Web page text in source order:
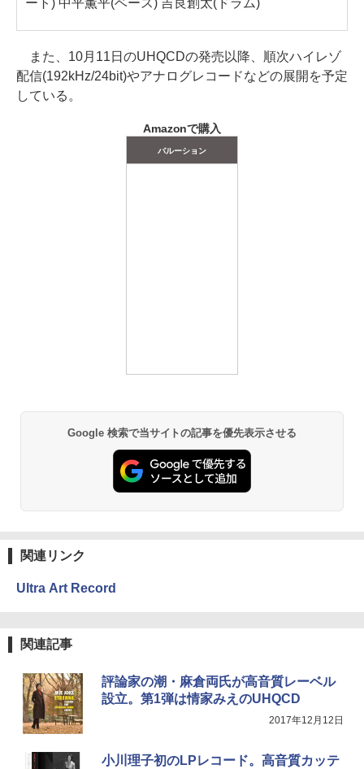
ート) 中平薫平(ベース) 吉良創太(ドラム)
また、10月11日のUHQCDの発売以降、順次ハイレゾ
配信(192kHz/24bit)やアナログレコードなどの展開を予定
している。
Amazonで購入
バルーション
Google 検索で当サイトの記事を優先表示させる
関連リンク
Ultra Art Record
関連記事
評論家の潮・麻倉両氏が高音質レーベル
設立。第1弾は情家みえのUHQCD
2017年12月12日
小川理子初のLPレコード。高音質カッテ